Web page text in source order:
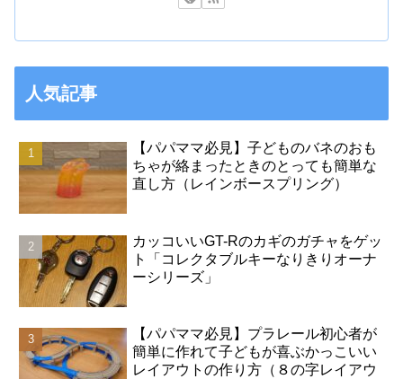
人気記事
【パパママ必見】子どものバネのおも
ちゃが絡まったときのとっても簡単な
直し方（レインボースプリング）
カッコいいGT-Rのカギのガチャをゲッ
ト「コレクタブルキーなりきりオーナ
ーシリーズ」
【パパママ必見】プラレール初心者が
簡単に作れて子どもが喜ぶかっこいい
レイアウトの作り方（８の字レイアウ